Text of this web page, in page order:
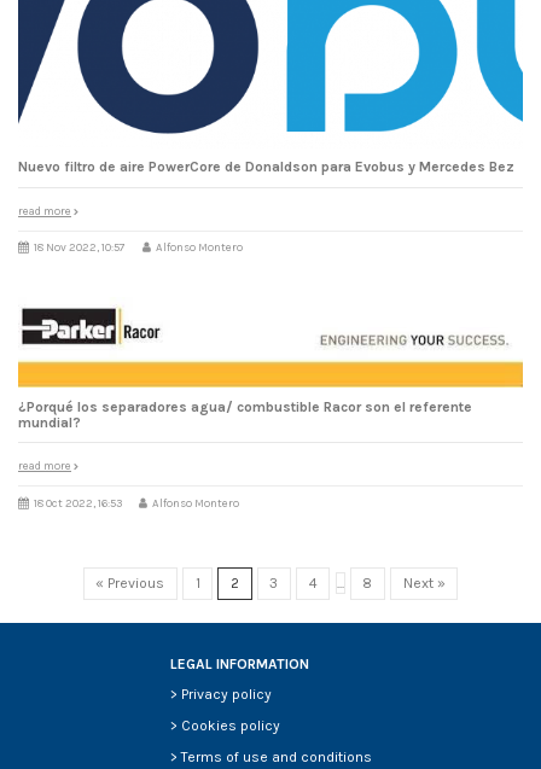
Nuevo filtro de aire PowerCore de Donaldson para Evobus y Mercedes Bez
read more
18 Nov 2022, 10:57 Alfonso Montero
¿Porqué los separadores agua/ combustible Racor son el referente
mundial?
read more
18 Oct 2022, 16:53 Alfonso Montero
« Previous 1 2 3 4 ... 8 Next »
LEGAL INFORMATION
> Privacy policy
> Cookies policy
>Terms of use and conditions